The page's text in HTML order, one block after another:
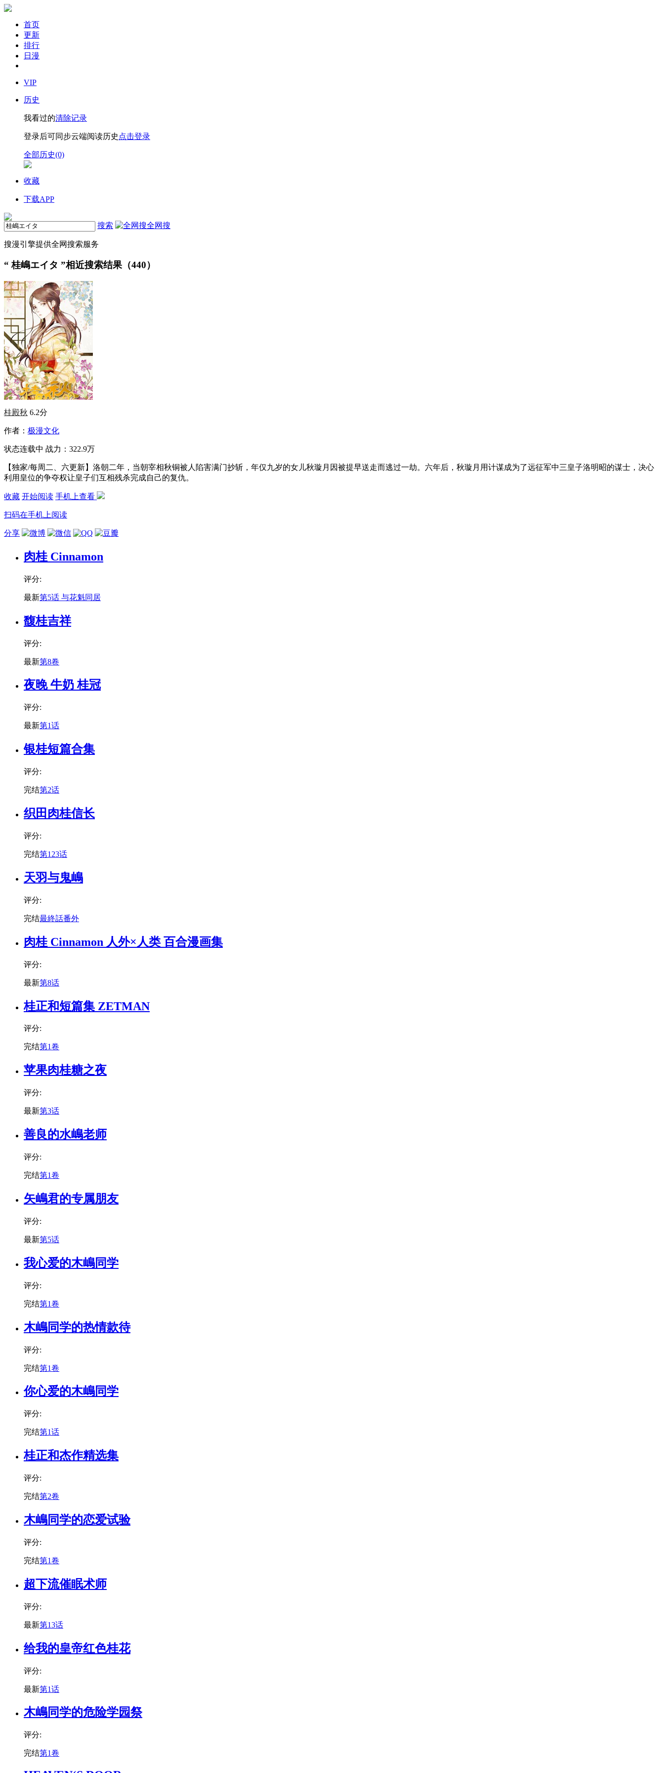
首页
更新
排行
日漫
VIP
历史
我看过的清除记录
登录后可同步云端阅读历史 点击登录
全部历史(0)
收藏
下载APP
搜索 全网搜
搜漫引擎提供全网搜索服务
“ 桂嶋エイタ ”相近搜索结果（440）
桂殿秋 6.2分
作者： 极漫文化
状态连载中 战力：322.9万
【独家/每周二、六更新】洛朝二年，当朝宰相秋铜被人陷害满门抄斩，年仅九岁的女儿秋璇月因被提早送走而逃过一劫。六年后，秋璇月用计谋成为了远征军中三皇子洛明昭的谋士，决心
利用皇位的争夺权让皇子们互相残杀完成自己的复仇。
收藏 开始阅读 手机上查看
扫码在手机上阅读
分享
肉桂 Cinnamon
评分:
最新第5话 与花魁同居
馥桂吉祥
评分:
最新第8卷
夜晚 牛奶 桂冠
评分:
最新第1话
银桂短篇合集
评分:
完结第2话
织田肉桂信长
评分:
完结第123话
天羽与鬼嶋
评分:
完结最終話番外
肉桂 Cinnamon 人外×人类 百合漫画集
评分:
最新第8话
桂正和短篇集 ZETMAN
评分:
完结第1卷
苹果肉桂糖之夜
评分:
最新第3话
善良的水嶋老师
评分:
完结第1卷
矢嶋君的专属朋友
评分:
最新第5话
我心爱的木嶋同学
评分:
完结第1卷
木嶋同学的热情款待
评分:
完结第1卷
你心爱的木嶋同学
评分:
完结第1话
桂正和杰作精选集
评分:
完结第2卷
木嶋同学的恋爱试验
评分:
完结第1卷
超下流催眠术师
评分:
最新第13话
给我的皇帝红色桂花
评分:
最新第1话
木嶋同学的危险学园祭
评分:
完结第1卷